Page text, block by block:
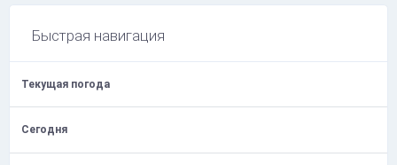
Быстрая навигация
Текущая погода
Сегодня